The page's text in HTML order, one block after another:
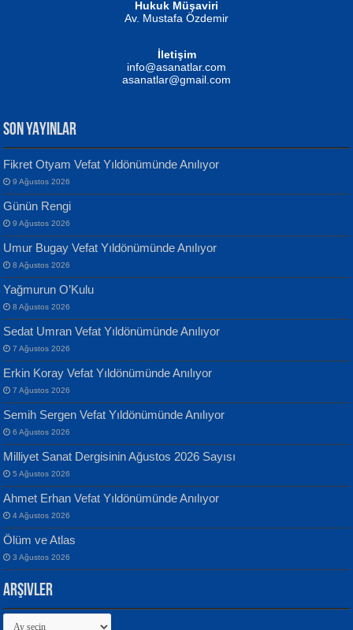
MUSTAFA KELOĞLU
Yarına İz Bırakmak...
ATİLLA ÖZEN
Sultan Olmadan Önce Eyüp...
EKREM KARABABA
Yılmaz Ekinci
Geceye Söylenen...
Banu Sancak
Defterimden İçeri...
İsmail Aydos
İnkisar...
Hukuk Müşaviri
Av. Mustafa Özdemir
İletişim
info@asanatlar.com
asanatlar@gmail.com
SON YAYINLAR
Fikret Otyam Vefat Yıldönümünde Anılıyor
9 Ağustos 2026
Günün Rengi
9 Ağustos 2026
Umur Bugay Vefat Yıldönümünde Anılıyor
8 Ağustos 2026
Yağmurun O’Kulu
8 Ağustos 2026
Sedat Umran Vefat Yıldönümünde Anılıyor
7 Ağustos 2026
Erkin Koray Vefat Yıldönümünde Anılıyor
7 Ağustos 2026
Semih Sergen Vefat Yıldönümünde Anılıyor
6 Ağustos 2026
Milliyet Sanat Dergisinin Ağustos 2026 Sayısı
5 Ağustos 2026
Ahmet Erhan Vefat Yıldönümünde Anılıyor
4 Ağustos 2026
Ölüm ve Atlas
3 Ağustos 2026
Arşivler
Arşivler